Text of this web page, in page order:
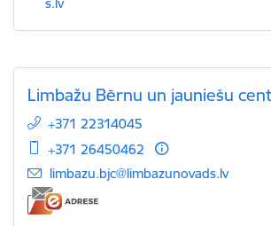
s.lv
Limbažu Bērnu un jauniešu
+371 22314045
+371 26450462
E-pasts:
limbazu.bjc@limbazunovads.lv